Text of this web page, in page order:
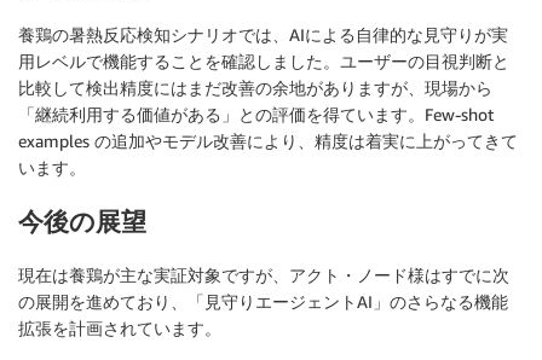
養鶏の暑熱反応検知シナリオでは、AIによる自律的な見守りが実
用レベルで機能することを確認しました。ユーザーの目視判断と
比較して検出精度にはまだ改善の余地がありますが、現場から
「継続利用する価値がある」との評価を得ています。Few-shot
examples の追加やモデル改善により、精度は着実に上がってきて
います。
今後の展望
現在は養鶏が主な実証対象ですが、アクト・ノード様はすでに次
の展開を進めており、「見守りエージェントAI」のさらなる機能
拡張を計画されています。